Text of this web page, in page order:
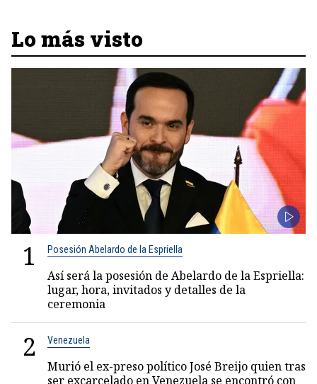
Lo más visto
1 Posesión Abelardo de la Espriella
Así será la posesión de Abelardo de la Espriella:
lugar, hora, invitados y detalles de la
ceremonia
2 Venezuela
Murió el ex-preso político José Breijo quien tras
ser excarcelado en Venezuela se encontró con